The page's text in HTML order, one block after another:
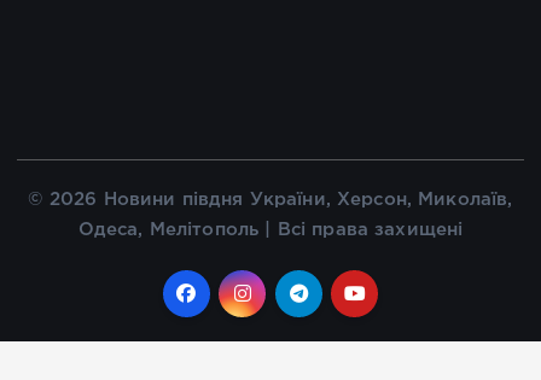
© 2026 Новини півдня України, Херсон, Миколаїв,
Одеса, Мелітополь | Всі права захищені